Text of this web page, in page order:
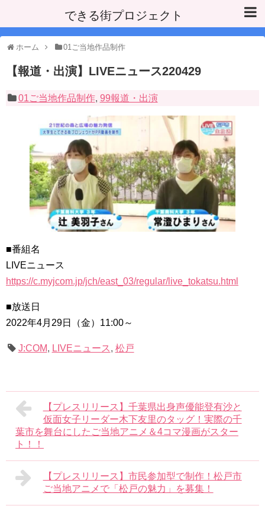
できる街プロジェクト
ホーム 01ご当地作品制作
【報道・出演】LIVEニュース220429
01ご当地作品制作, 99報道・出演
■番組名
LIVEニュース
https://c.myjcom.jp/jch/east_03/regular/live_tokatsu.html
■放送日
2022年4月29日（金）11:00～
J:COM, LIVEニュース , 松戸
【プレスリリース】千葉県出身声優能登有沙と
仮面女子リーダー木下友里のタッグ！実際の千
葉市を舞台にしたご当地アニメ＆4コマ漫画がスター
ト！！
【プレスリリース】市民参加型で制作！松戸市
ご当地アニメで「松戸の魅力」を募集！